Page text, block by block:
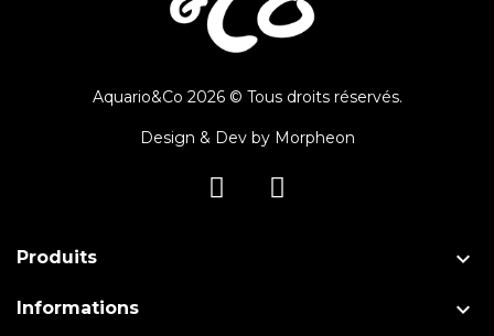
Aquario&Co 2026 © Tous droits réservés.
Design & Dev by Morpheon
Produits 
Informations 